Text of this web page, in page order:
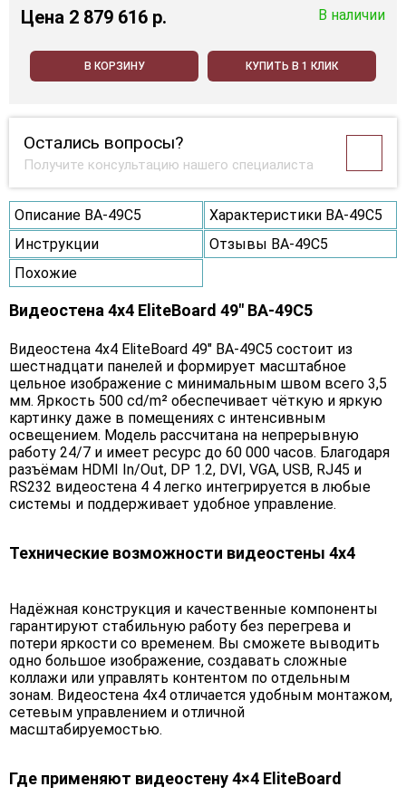
Цена 2 879 616 p. В наличии
В КОРЗИНУ КУПИТЬ В 1 КЛИК
Остались вопросы?
Получите консультацию нашего специалиста
Описание BA-49C5
Характеристики BA-49C5
Инструкции
Отзывы BA-49C5
Похожие
Видеостена 4x4 EliteBoard 49" BA-49C5
Видеостена 4х4 EliteBoard 49" BA-49C5 состоит из
шестнадцати панелей и формирует масштабное
цельное изображение с минимальным швом всего 3,5
мм. Яркость 500 cd/m² обеспечивает чёткую и яркую
картинку даже в помещениях с интенсивным
освещением. Модель рассчитана на непрерывную
работу 24/7 и имеет ресурс до 60 000 часов. Благодаря
разъёмам HDMI In/Out, DP 1.2, DVI, VGA, USB, RJ45 и
RS232 видеостена 4 4 легко интегрируется в любые
системы и поддерживает удобное управление.
Технические возможности видеостены 4х4
Надёжная конструкция и качественные компоненты
гарантируют стабильную работу без перегрева и
потери яркости со временем. Вы сможете выводить
одно большое изображение, создавать сложные
коллажи или управлять контентом по отдельным
зонам. Видеостена 4х4 отличается удобным монтажом,
сетевым управлением и отличной
масштабируемостью.
Где применяют видеостену 4×4 EliteBoard